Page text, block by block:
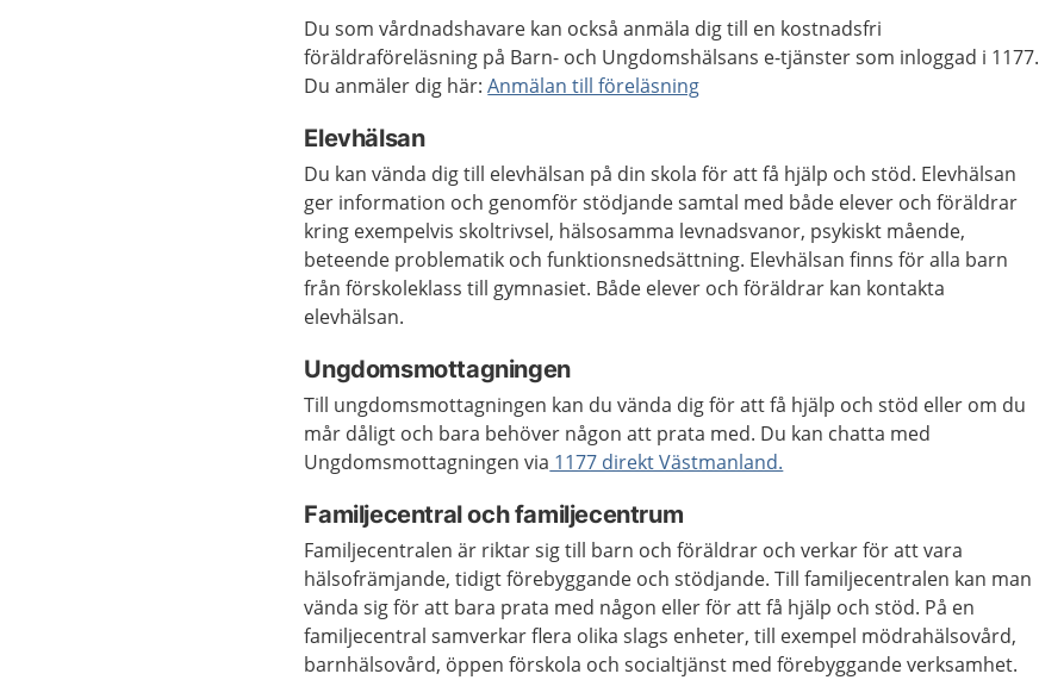
Du som vårdnadshavare kan också anmäla dig till en kostnadsfri
föräldraföreläsning på Barn- och Ungdomshälsans e-tjänster som inloggad i 1177.
Du anmäler dig här:Anmälan till föreläsning
Elevhälsan
Du kan vända dig till elevhälsan på din skola för att få hjälp och stöd. Elevhälsan
ger information och genomför stödjande samtal med både elever och föräldrar
kring exempelvis skoltrivsel, hälsosamma levnadsvanor, psykiskt mående,
beteende problematik och funktionsnedsättning. Elevhälsan finns för alla barn
från förskoleklass till gymnasiet. Både elever och föräldrar kan kontakta
elevhälsan.
Ungdomsmottagningen
Till ungdomsmottagningen kan du vända dig för att få hjälp och stöd eller om du
mår dåligt och bara behöver någon att prata med. Du kan chatta med
Ungdomsmottagningen via 1177 direkt Västmanland.
Familjecentral och familjecentrum
Familjecentralen är riktar sig till barn och föräldrar och verkar för att vara
hälsofrämjande, tidigt förebyggande och stödjande. Till familjecentralen kan man
vända sig för att bara prata med någon eller för att få hjälp och stöd. På en
familjecentral samverkar flera olika slags enheter, till exempel mödrahälsovård,
barnhälsovård, öppen förskola och socialtjänst med förebyggande verksamhet.